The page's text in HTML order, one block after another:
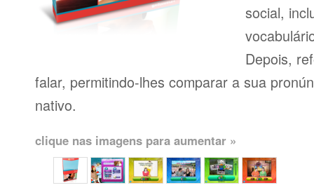
social,
Depois,
falar, permitindo-lhes comparar a sua
nativo.
clique nas imagens para aumentar »